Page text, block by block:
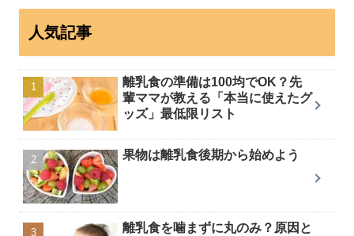
人気記事
離乳食の準備は100均でOK？先
輩ママが教える「本当に使えたグ
ッズ」最低限リスト
果物は離乳食後期から始めよう
離乳食を噛まずに丸のみ？原因と